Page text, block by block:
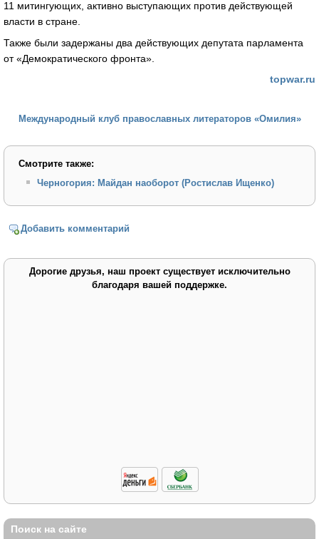
11 митингующих, активно выступающих против действующей
власти в стране.
Также были задержаны два действующих депутата парламента
от «Демократического фронта».
topwar.ru
Международный клуб православных литераторов «Омилия»
Смотрите также:
Черногория: Майдан наоборот (Ростислав Ищенко)
Добавить комментарий
Дорогие друзья, наш проект существует исключительно
благодаря вашей поддержке.
Поиск на сайте